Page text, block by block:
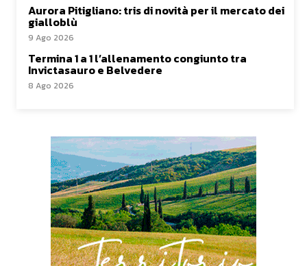
Aurora Pitigliano: tris di novità per il mercato dei
gialloblù
9 Ago 2026
Termina 1 a 1 l’allenamento congiunto tra
Invictasauro e Belvedere
8 Ago 2026